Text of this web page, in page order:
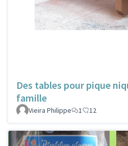
Des tables pour pique
famille
Vieira Philippe 1 12